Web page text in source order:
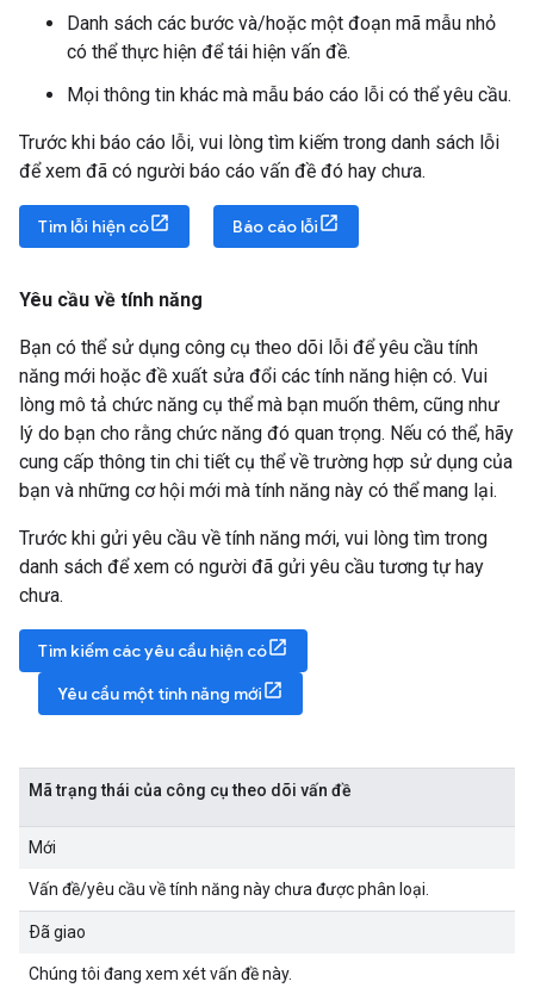
Danh sách các bước và/hoặc một đoạn mã mẫu nhỏ
có thể thực hiện để tái hiện vấn đề.
Mọi thông tin khác mà mẫu báo cáo lỗi có thể yêu cầu.
Trước khi báo cáo lỗi, vui lòng tìm kiếm trong danh sách lỗi
để xem đã có người báo cáo vấn đề đó hay chưa.
Tìm lỗi hiện có Báo cáo lỗi
Yêu cầu về tính năng
Bạn có thể sử dụng công cụ theo dõi lỗi để yêu cầu tính
năng mới hoặc đề xuất sửa đổi các tính năng hiện có. Vui
lòng mô tả chức năng cụ thể mà bạn muốn thêm, cũng như
lý do bạn cho rằng chức năng đó quan trọng. Nếu có thể, hãy
cung cấp thông tin chi tiết cụ thể về trường hợp sử dụng của
bạn và những cơ hội mới mà tính năng này có thể mang lại.
Trước khi gửi yêu cầu về tính năng mới, vui lòng tìm trong
danh sách để xem có người đã gửi yêu cầu tương tự hay
chưa.
Tìm kiếm các yêu cầu hiện có
Yêu cầu một tính năng mới
Mã trạng thái của công cụ theo dõi vấn đề
Mới
Vấn đề/yêu cầu về tính năng này chưa được phân loại.
Ðã giao
Chúng tôi đang xem xét vấn đề này.